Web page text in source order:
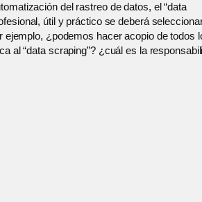
del rastreo de datos, el “data
útil y práctico se deberá
¿podemos hacer acopio de todos
al “data scraping”? ¿cuál es la